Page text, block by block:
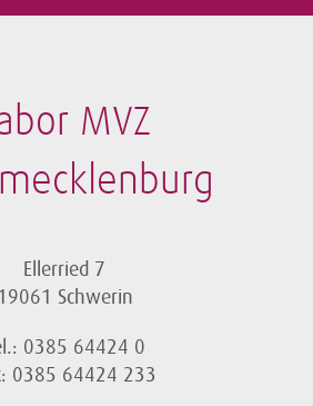
MVZ
Ellerried 7
Schwerin
0385 64424 0
0385 64424 233